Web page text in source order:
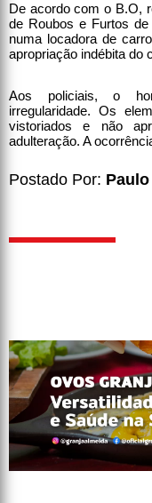
De acordo com o B.O,
de Roubos e Furtos
numa locadora de
apropriação indébita do
Aos policiais, o
irregularidade. Os
vistoriados e não
adulteração. A
Postado Por: